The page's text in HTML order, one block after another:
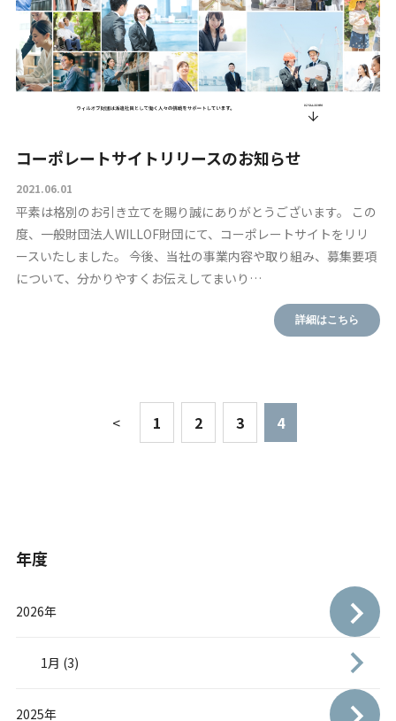
コーポレートサイトリリースのお知らせ
2021.06.01
平素は格別のお引き立てを賜り誠にありがとうございます。 この
度、一般財団法人WILLOF財団にて、コーポレートサイトをリリ
ースいたしました。 今後、当社の事業内容や取り組み、募集要項
について、分かりやすくお伝えしてまいり…
詳細はこちら
< 1 2 3 4
年度
2026年
1月 (3)
2025年